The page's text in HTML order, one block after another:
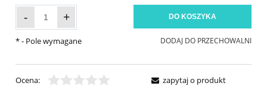
- + DO KOSZYKA
DODAJ DO PRZECHOWALNI
*- Pole wymagane
Ocena:
zapytaj o produkt